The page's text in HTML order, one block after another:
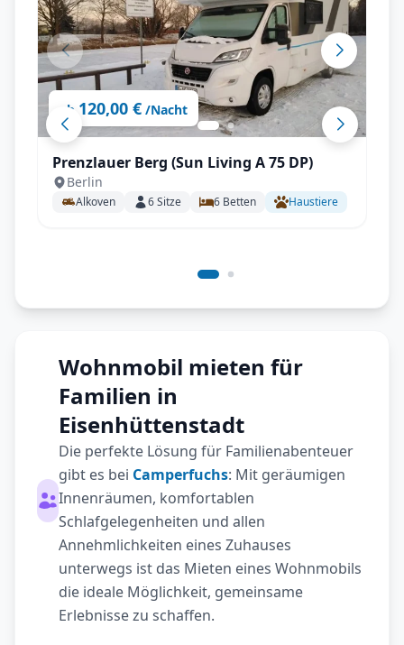
ab 120,00 € /Nacht
Prenzlauer Berg (Sun Living A 75 DP)
Berlin
Alkoven 6Sitze 6 Betten Haustiere
Wohnmobil mieten für
Familien in
Eisenhüttenstadt
Die perfekte Lösung für Familienabenteuer
gibt es bei Camperfuchs: Mit geräumigen
Innenräumen, komfortablen
Schlafgelegenheiten und allen
Annehmlichkeiten eines Zuhauses
unterwegs ist das Mieten eines Wohnmobils
die ideale Möglichkeit, gemeinsame
Erlebnisse zu schaffen.